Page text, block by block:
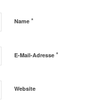
Name *
E-Mail-Adresse *
Website